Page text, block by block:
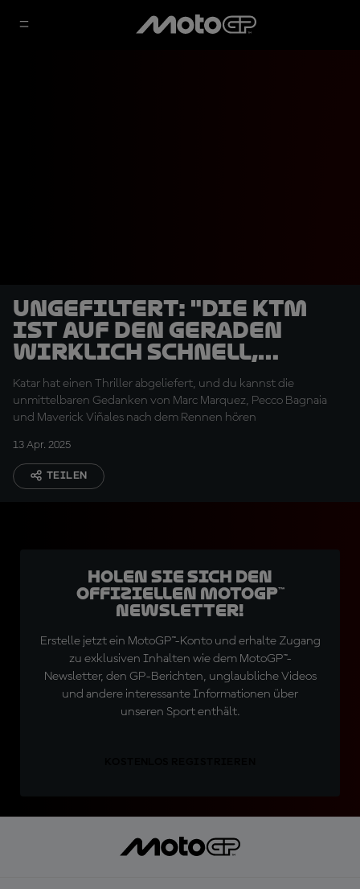
UNGEFILTERT: "Die KTM
ist auf den Geraden
wirklich schnell,
unglaublich!"
Katar hat einen Thriller abgeliefert, und du kannst die
unmittelbaren Gedanken von Marc Marquez, Pecco Bagnaia
und Maverick Viñales nach dem Rennen hören
13 Apr. 2025
TEILEN
Holen Sie sich den
offiziellen MotoGP™
Newsletter!
Erstelle jetzt ein MotoGP™-Konto und erhalte Zugang
zu exklusiven Inhalten wie dem MotoGP™-
Newsletter, den GP-Berichten, unglaubliche Videos
und andere interessante Informationen über
unseren Sport enthält.